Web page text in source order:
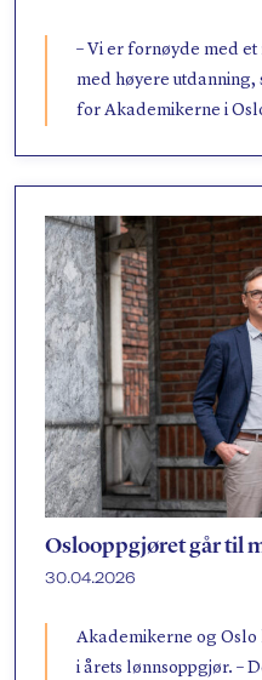
– Vi er fornøyde med
med høyere utdanning,
for Akademikerne i
Oslooppgjøret går til
30.04.2026
Akademikerne og Oslo
i årets lønnsoppgjør. –